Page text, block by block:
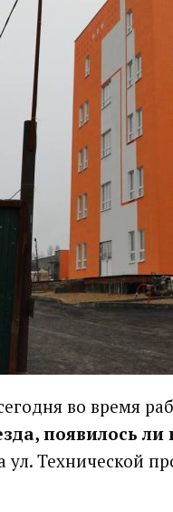
во время
появилось
ул. Технической